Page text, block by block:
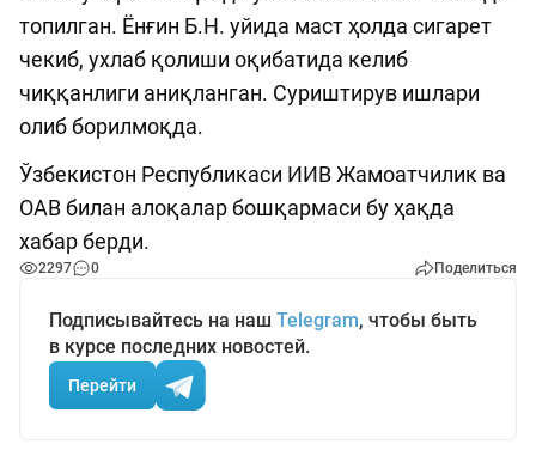
топилган. Ёнғин Б.Н. уйида маст ҳолда сигарет
чекиб, ухлаб қолиши оқибатида келиб
чиққанлиги аниқланган. Суриштирув ишлари
олиб борилмоқда.
Ўзбекистон Республикаси ИИВ Жамоатчилик ва
ОАВ билан алоқалар бошқармаси бу ҳақда
хабар берди.
2297 0 Поделиться
Подписывайтесь на наш Telegram, чтобы быть
в курсе последних новостей.
Перейти